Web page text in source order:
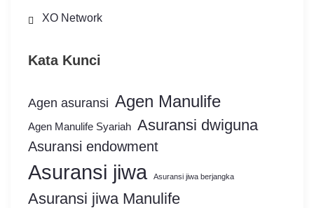
XO Network
Kata Kunci
Agen asuransi Agen Manulife
Agen Manulife Syariah Asuransi dwiguna
Asuransi endowment
Asuransi jiwa Asuransi jiwa berjangka
Asuransi jiwa Manulife